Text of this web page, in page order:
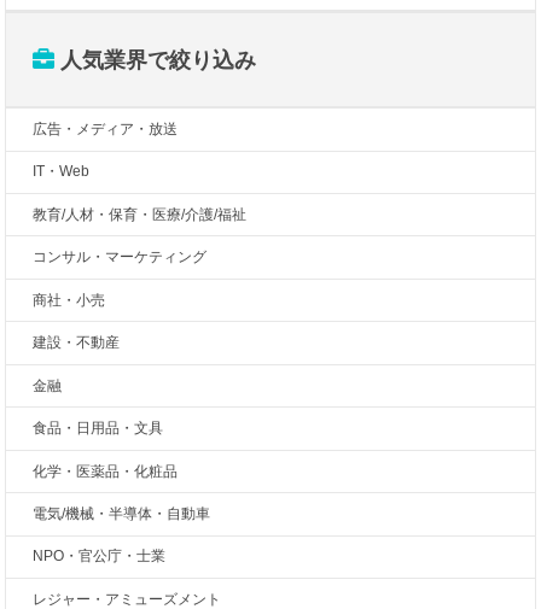
人気業界で絞り込み
広告・メディア・放送
IT・Web
教育/人材・保育・医療/介護/福祉
コンサル・マーケティング
商社・小売
建設・不動産
金融
食品・日用品・文具
化学・医薬品・化粧品
電気/機械・半導体・自動車
NPO・官公庁・士業
レジャー・アミューズメント